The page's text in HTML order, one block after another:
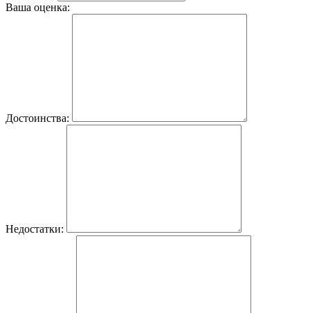
Ваша оценка:
Достоинства:
Недостатки: